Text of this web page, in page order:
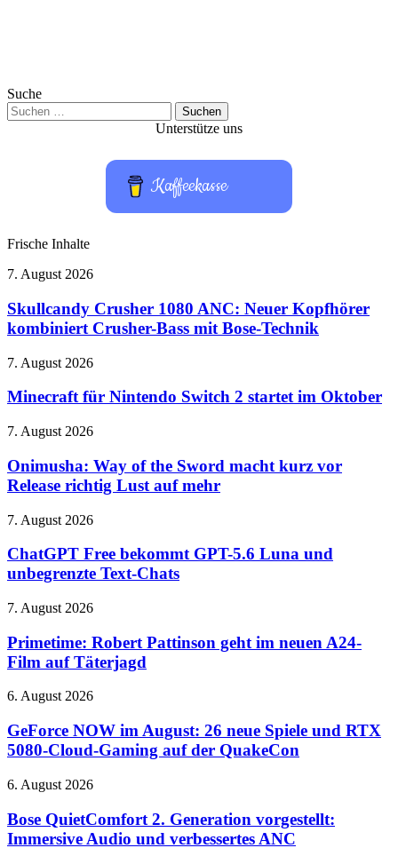
Suche
Suchen
nach:
Unterstütze uns
Kaffeekasse
Frische Inhalte
Skullcandy
1080
ANC:
Neuer
kombiniert
Bass
Bose-
7. August 2026
Skullcandy Crusher 1080 ANC: Neuer Kopfhörer
kombiniert Crusher-Bass mit Bose-Technik
Minecraft
Nintendo
2
startet
im
Oktober
7. August 2026
Minecraft für Nintendo Switch 2 startet im Oktober
Onimusha:
of
the
Sword
kurz
Release
richtig
auf
7. August 2026
Onimusha: Way of the Sword macht kurz vor
Release richtig Lust auf mehr
ChatGPT
bekommt
GPT-
5.6
und
Text-
Chats
7. August 2026
ChatGPT Free bekommt GPT-5.6 Luna und
unbegrenzte Text-Chats
Primetime:
Pattinson
geht
im
A24-
auf
Täterjagd
7. August 2026
Primetime: Robert Pattinson geht im neuen A24-
Film auf Täterjagd
GeForce
im
August:
26
Spiele
RTX
5080-
6. August 2026
GeForce NOW im August: 26 neue Spiele und RTX
5080-Cloud-Gaming auf der QuakeCon
Bose
2.
Generation
vorgestellt:
6. August 2026
Bose QuietComfort 2. Generation vorgestellt:
Immersive Audio und verbessertes ANC